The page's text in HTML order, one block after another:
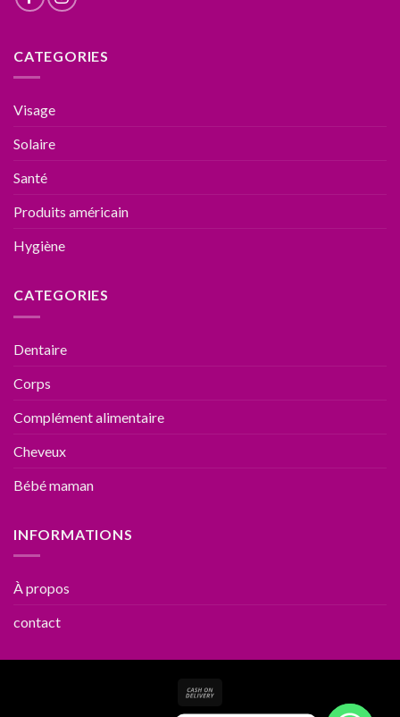
CATEGORIES
Visage
Solaire
Santé
Produits américain
Hygiène
CATEGORIES
Dentaire
Corps
Complément alimentaire
Cheveux
Bébé maman
INFORMATIONS
À propos
contact